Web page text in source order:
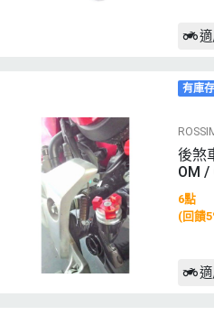
有庫存
後煞
OM /
6點
(回饋